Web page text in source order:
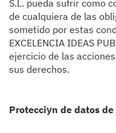
S.L. pueda sufrir como
de cualquiera de las
sometido por estas
EXCELENCIA IDEAS
ejercicio de las
sus derechos.
Protecciуn de datos